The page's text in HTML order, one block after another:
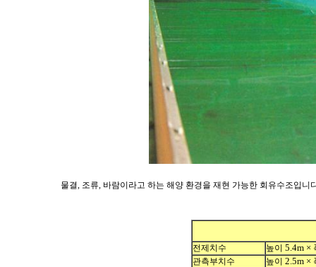
물결, 조류, 바람이라고 하는 해양 환경을 재현 가능한 회유수조입니
전제치수 높이 5.4m ×
관측부치수
높이 2.5m ×